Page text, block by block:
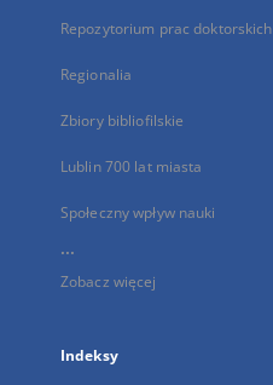
Repozytorium prac doktorskich
Regionalia
Zbiory bibliofilskie
Lublin 700 lat miasta
Społeczny wpływ nauki
...
Zobacz więcej
Indeksy